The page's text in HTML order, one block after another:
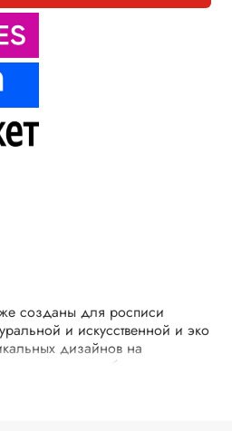
созданы для росписи
и искусственной и эко
дизайнов на
кошельках, обложках.
для кожи представляют